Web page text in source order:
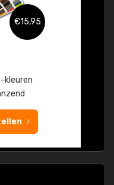
€15,95
kleuren